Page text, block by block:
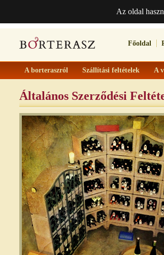
Az oldal
Főoldal
A borteraszról Szállítási feltételek A
Általános Szerződési